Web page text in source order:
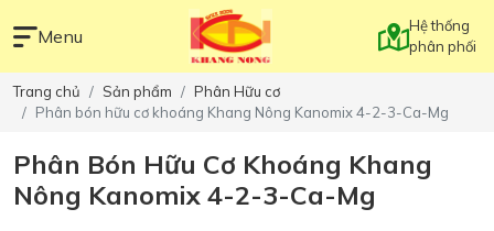
Menu
Hệ thống
phân phối
Trang chủ Sản phẩm
Phân Hữu cơ
Phân bón hữu cơ khoáng Khang Nông Kanomix 4-2-3-Ca-Mg
Phân Bón Hữu Cơ Khoáng Khang
Nông Kanomix 4-2-3-Ca-Mg